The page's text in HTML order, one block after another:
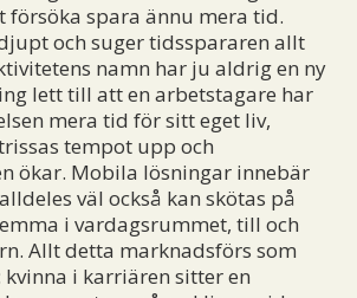
försöka spara ännu mera tid.
och suger tidsspararen allt
namn har ju aldrig en ny
lett till att en arbetstagare har
mera tid för sitt eget liv,
tempot upp och
ökar. Mobila lösningar innebär
väl också kan skötas på
i vardagsrummet, till och
Allt detta marknadsförs som
i karriären sitter en